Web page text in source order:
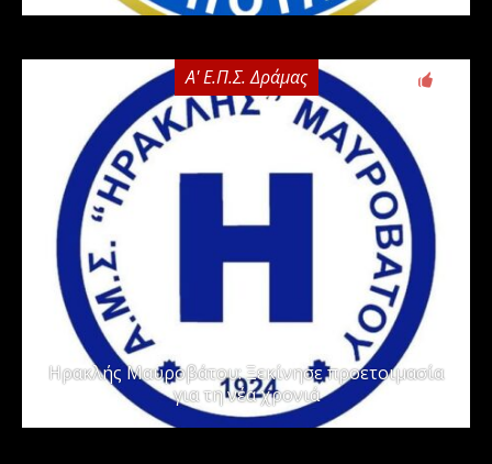
Α' Ε.Π.Σ. Δράμας
Ηρακλής Μαυροβάτου: Ξεκίνησε προετοιμασία
για τη νέα χρονιά